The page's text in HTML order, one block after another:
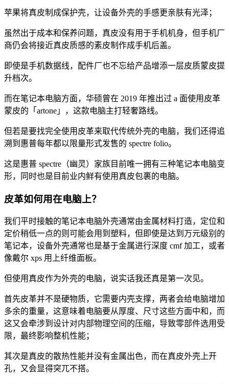
苹果将真皮制成保护壳，让设备外壳的手感更亲肤有光泽；
虽然出于成本和保养问题，真皮没有用于手机机身，但手机厂
商仍会将接近真皮质感的素皮制作成手机后盖。
即使是手机数据线，配件厂也不忘给产品增添一层皮质蒙皮提
升档次。
而在笔记本电脑方面，华硕曾在 2019 年推出过 a 面使用皮革
蒙皮的「artone」，这款电脑主打轻奢路线。
但若是要找完全使用皮革来取代传统外壳的电脑，我们还得追
溯到惠普每年都以限量形式发售的 spectre folio。
这是惠普 spectre（幽灵）家族目前唯一拥有三种笔记本电脑变
形，同时也是目前业内鲜有使用真皮包裹的电脑。
皮革如何用在电脑上？
我们平时接触的笔记本电脑外壳通常由金属材料打造，定位和
定价稍低一点的则可能会用到塑料，但即使是达到万元级别的
笔记本，设备外壳通常也是基于金属进行深度 cmf 加工，或者
像戴尔 xps 用上纤维面板。
但使用真皮作为外壳的电脑，说实话我还真是第一次见。
首先皮革并不是硬物质，它需要内壳支撑，两者会给电脑增加
多余的重量，这意味着电脑要从厚度、尺寸这些方面中和，而
这又会牵涉到设计对内部物理空间的压缩，导致零部件选用受
限，最终影响整机性能；
其次是真皮的散热性能并没有金属出色，而在真皮外壳上开
孔，又会显得突兀不搭。